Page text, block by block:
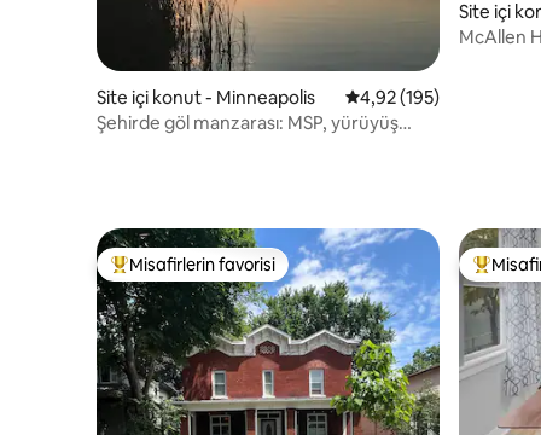
Site içi konut - Minneapolis 5 üzerinden ortalama
4,92 (195)
Şehirde göl manzarası: MSP, yürüyüş
Site içi
McAllen
Misafirlerin favorilerinden en beğenilenler arasında
Misafirlerin favorisi